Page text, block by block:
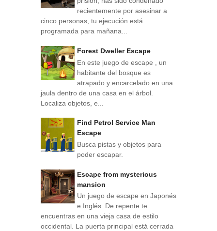
recientemente por asesinar a
cinco personas, tu ejecución está
programada para mañana...
Forest Dweller Escape
En este juego de escape , un
habitante del bosque es
atrapado y encarcelado en una
jaula dentro de una casa en el árbol.
Localiza objetos, e...
Find Petrol Service Man
Escape
Busca pistas y objetos para
poder escapar.
Escape from mysterious
mansion
Un juego de escape en Japonés
e Inglés. De repente te
encuentras en una vieja casa de estilo
occidental. La puerta principal está cerrada